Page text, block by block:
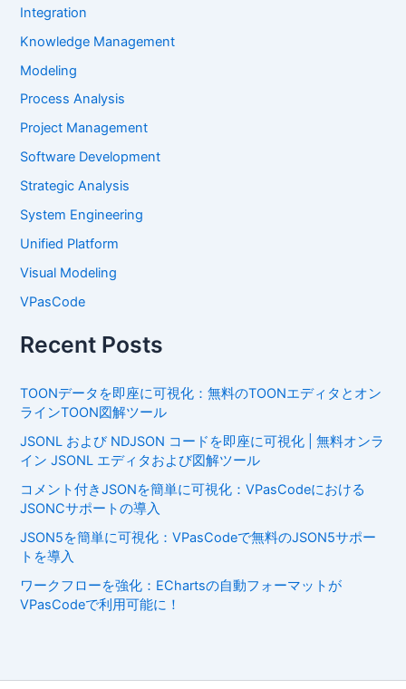
Integration
Knowledge Management
Modeling
Process Analysis
Project Management
Software Development
Strategic Analysis
System Engineering
Unified Platform
Visual Modeling
VPasCode
Recent Posts
TOONデータを即座に可視化：無料のTOONエディタとオン
ラインTOON図解ツール
JSONL および NDJSON コードを即座に可視化 | 無料オンラ
イン JSONL エディタおよび図解ツール
コメント付きJSONを簡単に可視化：VPasCodeにおける
JSONCサポートの導入
JSON5を簡単に可視化：VPasCodeで無料のJSON5サポー
トを導入
ワークフローを強化：EChartsの自動フォーマットが
VPasCodeで利用可能に！